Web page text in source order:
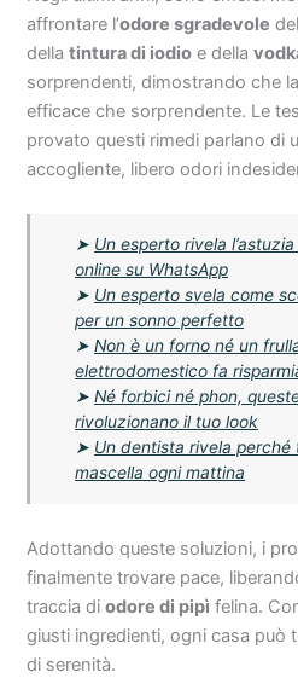
affrontare l’odore sgradevole
dellatintura di iodio e della
sorprendenti, dimostrando che
efficace che sorprendente. Le
provato questi rimedi parlano di
accogliente, libero odori
➤ Un esperto rivela
online su WhatsApp
➤ Un esperto svela come
per un sonno perfetto
➤Non è un forno né un
elettrodomestico fa
➤Né forbici né phon,
rivoluzionano il tuo look
➤ Un dentista rivela perché
mascella ogni mattina
Adottando queste soluzioni, i
finalmente trovare pace,
traccia diodore di pipì felina.
giusti ingredienti, ogni casa può
di serenità.